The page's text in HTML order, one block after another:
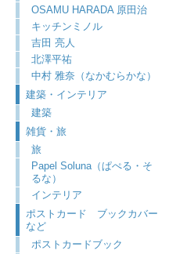
OSAMU HARADA 原田治
キッチンミノル
吉田 亮人
北澤平祐
中村 雅奈（なかむらかな）
建築・インテリア
建築
雑貨・旅
旅
Papel Soluna（ぱぺる・そ
るな）
インテリア
ポストカード ブックカバー
など
ポストカードブック